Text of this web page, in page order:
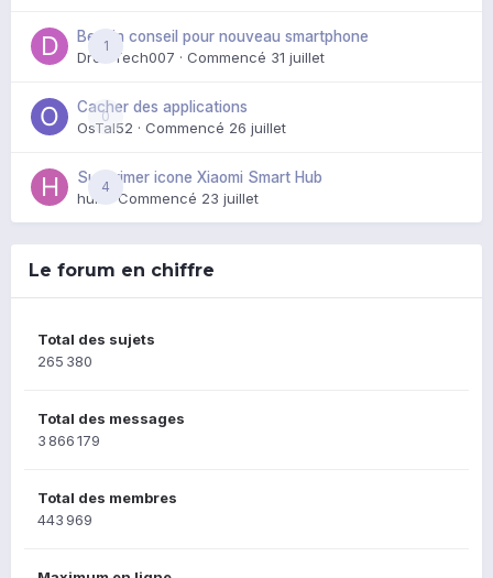
1
Besoin conseil pour nouveau smartphone
DroidTech007 · Commencé 31 juillet
0
Cacher des applications
OsTal52 · Commencé 26 juillet
4
Supprimer icone Xiaomi Smart Hub
huik
· Commencé 23 juillet
Le forum en chiffre
Total des sujets
265 380
Total des messages
3 866 179
Total des membres
443 969